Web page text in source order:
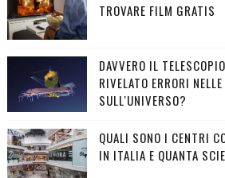
TROVARE FILM GRATIS
DAVVERO IL
RIVELATO ERRORI
SULL'UNIVERSO?
QUALI SONO I CENTRI
IN ITALIA E QUANTA